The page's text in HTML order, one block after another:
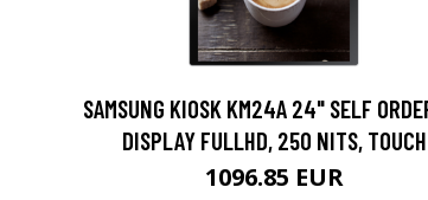
SAMSUNG KIOSK KM24A 24" SELF
DISPLAY FULLHD, 250 NITS, TOUCH
1096.85 EUR